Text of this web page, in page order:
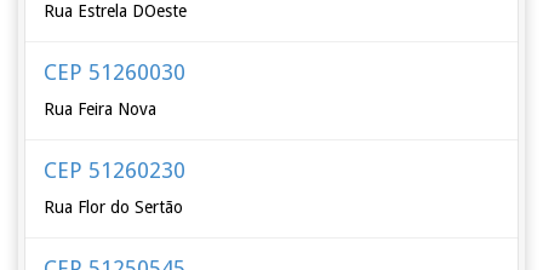
Rua Estrela DOeste
CEP 51260030
Rua Feira Nova
CEP 51260230
Rua Flor do Sertão